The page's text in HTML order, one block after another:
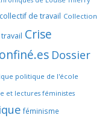
collectif de travail Collection
Crise
Dossier
politique de l'école
et lectures féministes
féminisme